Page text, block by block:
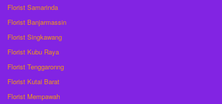
Florist Samarinda
Florist Banjarmassin
Florist Singkawang
Florist Kubu Raya
Florist Tenggaronng
Florist Kutai Barat
Florist Mempawah